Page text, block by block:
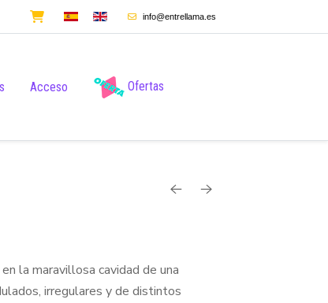
info@entrellama.es
Acceso Ofertas
la maravillosa cavidad de una
irregulares y de distintos